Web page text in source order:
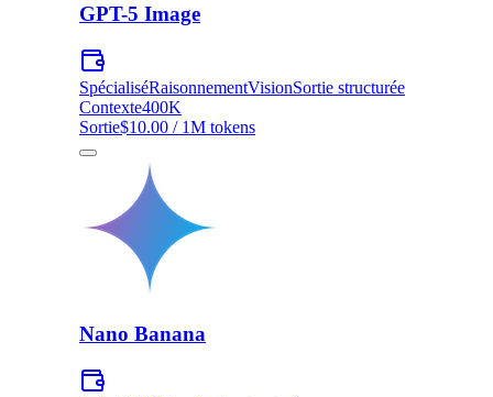
GPT-5 Image
SpécialiséRaisonnementVisionSortie structurée
Contexte400K
Sortie$10.00 / 1M tokens
Nano Banana